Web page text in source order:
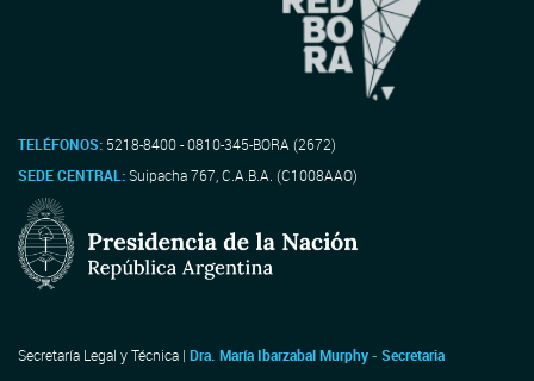
TELÉFONOS: 5218-8400 - 0810-345-BORA (2672)
SEDE CENTRAL:Suipacha 767, C.A.B.A. (C1008AAO)
Secretaría Legal y Técnica | Dra. María Ibarzabal Murphy - Secretaria